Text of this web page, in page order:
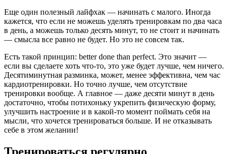
Еще один полезный лайфхак — начинать с малого. Иногда
кажется, что если не можешь уделять тренировкам по два часа
в день, а можешь только десять минут, то не стоит и начинать
— смысла все равно не будет. Но это не совсем так.
Есть такой принцип: better done than perfect. Это значит —
если вы сделаете хоть что-то, это уже будет лучше, чем ничего.
Десятиминутная разминка, может, менее эффективна, чем час
кардиотренировки. Но точно лучше, чем отсутствие
тренировки вообще. А главное — даже десяти минут в день
достаточно, чтобы потихоньку укрепить физическую форму,
улучшить настроение и в какой-то момент поймать себя на
мысли, что хочется тренироваться больше. И не отказывать
себе в этом желании!